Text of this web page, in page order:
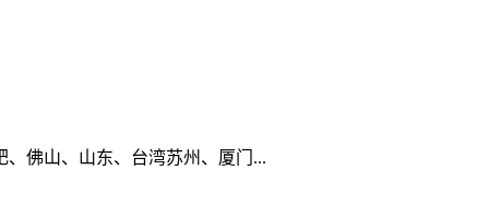
佛山、山东、台湾苏州、厦门...